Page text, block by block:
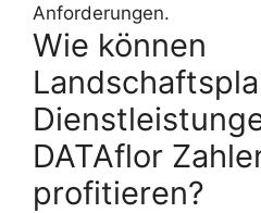
Anforderungen.
Wie können
DATAflor
profitieren?